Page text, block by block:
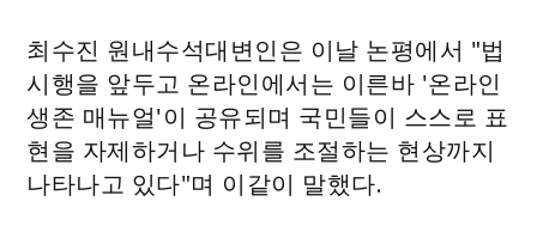
최수진 원내수석대변인은 이날 논평에서 "법
시행을 앞두고 온라인에서는 이른바 '온라인
생존 매뉴얼'이 공유되며 국민들이 스스로 표
현을 자제하거나 수위를 조절하는 현상까지
나타나고 있다"며 이같이 말했다.